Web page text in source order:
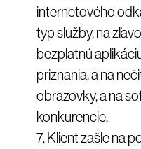
internetového
typ služby, na
bezplatnú
priznania, a na
obrazovky, a na
konkurencie.
Klient zašle na